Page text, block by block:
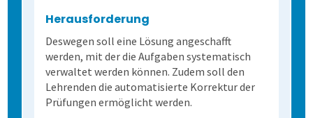
Herausforderung
Deswegen soll eine Lösung angeschafft
werden, mit der die Aufgaben systematisch
verwaltet werden können. Zudem soll den
Lehrenden die automatisierte Korrektur der
Prüfungen ermöglicht werden.